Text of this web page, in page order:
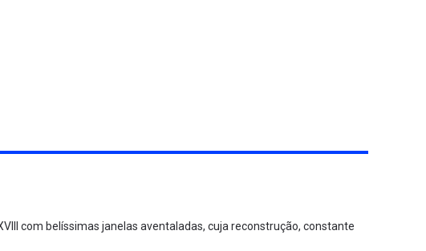
com belíssimas janelas aventaladas, cuja reconstrução, constante